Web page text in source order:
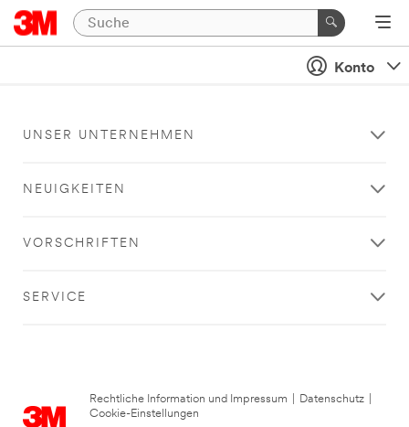
Konto
UNSER UNTERNEHMEN
NEUIGKEITEN
VORSCHRIFTEN
SERVICE
Rechtliche Information und Impressum Datenschutz
Cookie-Einstellungen